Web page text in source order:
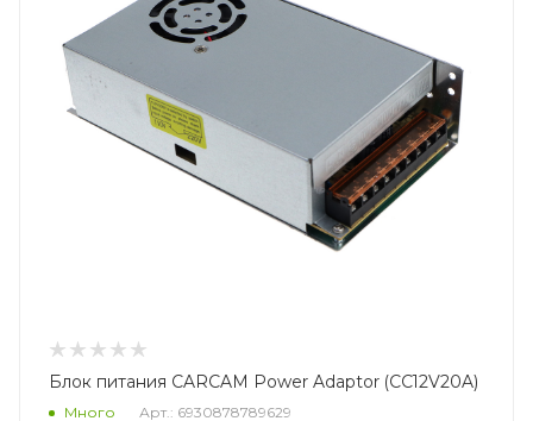
Блок питания CARCAM Power Adaptor (CC12V20A)
Много Арт.: 6930878789629